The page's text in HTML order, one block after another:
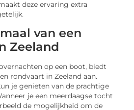
deze ervaring extra
van een
Zeeland
op een boot, biedt
rondvaart in Zeeland aan.
je genieten van de prachtige
je een meerdaagse tocht
de mogelijkheid om de